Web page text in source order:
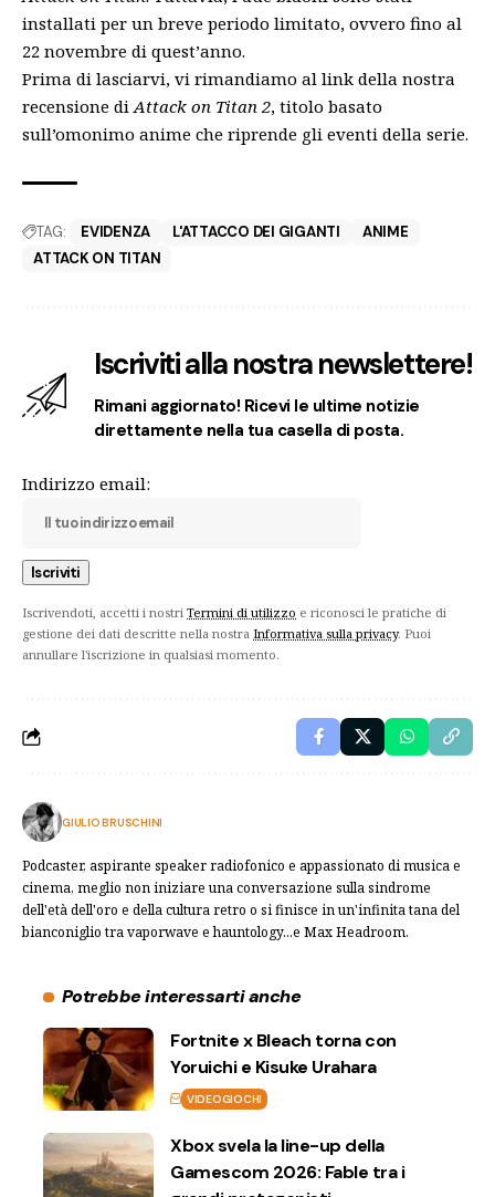
installati per un breve periodo limitato, ovvero fino al
22 novembre di quest’anno.
Prima di lasciarvi, vi rimandiamo al link della nostra
recensione diAttack on Titan 2, titolo basato
sull’omonimo anime che riprende gli eventi della serie.
TAG: EVIDENZA L'ATTACCO DEI GIGANTI
ANIME
ATTACK ON TITAN
Iscriviti alla nostra newslettere!
Rimani aggiornato! Ricevi le ultime notizie
direttamente nella tua casella di posta.
Indirizzo email:
Iscrivendoti, accetti i nostri Termini di utilizzo e riconosci le pratiche di
gestione dei dati descritte nella nostra Informativa sulla privacy. Puoi
annullare l'iscrizione in qualsiasi momento.
GIULIO BRUSCHINI
Podcaster, aspirante speaker radiofonico e appassionato di musica e
cinema, meglio non iniziare una conversazione sulla sindrome
dell'età dell'oro e della cultura retro o si finisce in un'infinita tana del
bianconiglio tra vaporwave e hauntology...e Max Headroom.
Potrebbe interessarti anche
Fortnite x Bleach torna con
Yoruichi e Kisuke Urahara
VIDEOGIOCHI
Xbox svela la line-up della
Gamescom 2026: Fable tra i